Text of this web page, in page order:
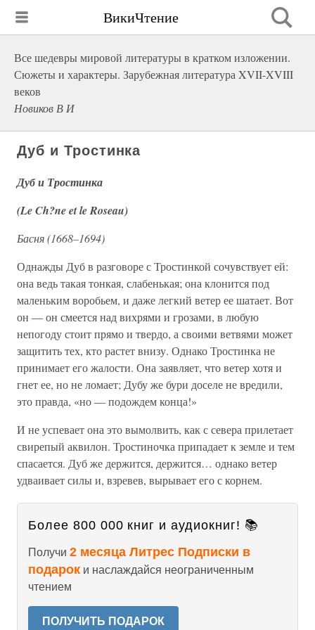
ВикиЧтение
Все шедевры мировой литературы в кратком изложении.
Сюжеты и характеры. Зарубежная литература XVII-XVIII
веков
Новиков В И
Дуб и Тростинка
Дуб и Тростинка
(Le Ch?ne et le Roseau)
Басня (1668–1694)
Однажды Дуб в разговоре с Тростинкой сочувствует ей:
она ведь такая тонкая, слабенькая; она клонится под
маленьким воробьем, и даже легкий ветер ее шатает. Вот
он — он смеется над вихрями и грозами, в любую
непогоду стоит прямо и твердо, а своими ветвями может
защитить тех, кто растет внизу. Однако Тростинка не
принимает его жалости. Она заявляет, что ветер хотя и
гнет ее, но не ломает; Дубу же бури доселе не вредили,
это правда, «но — подождем конца!»
И не успевает она это вымолвить, как с севера прилетает
свирепый аквилон. Тростиночка припадает к земле и тем
спасается. Дуб же держится, держится… однако ветер
удваивает силы и, взревев, вырывает его с корнем.
Более 800 000 книг и аудиокниг! 📚
Получи 2 месяца Литрес Подписки в
подарок и наслаждайся неограниченным
чтением
ПОЛУЧИТЬ ПОДАРОК